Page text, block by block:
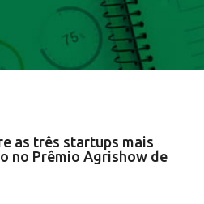
as três startups mais
no Prêmio Agrishow de